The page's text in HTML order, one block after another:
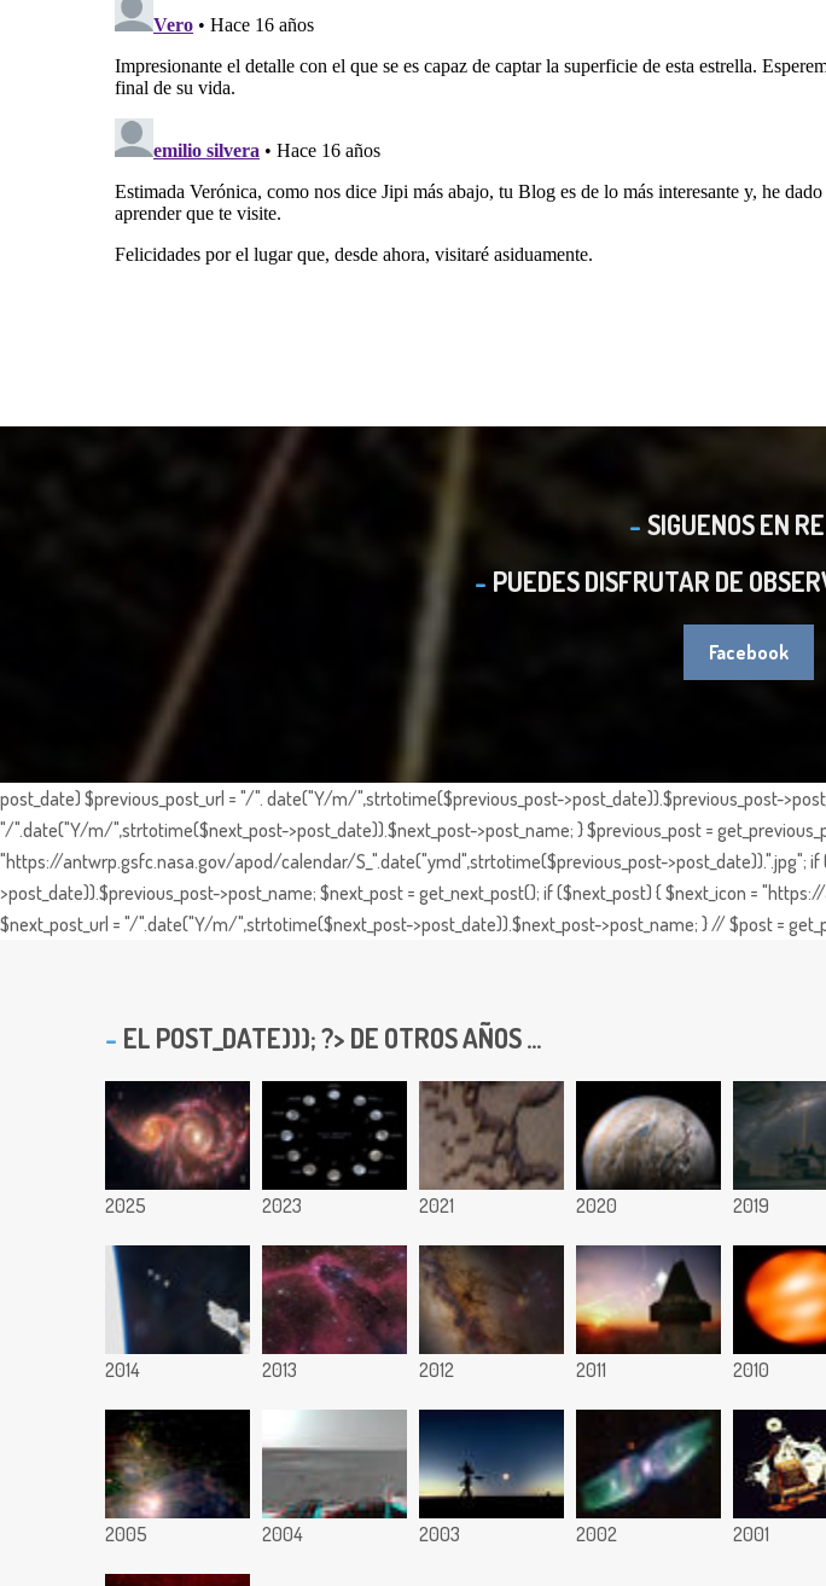
SIGUENOS EN
PUEDES DISFRUTAR DE
Facebook
post_date) $previous_post_url = "/". date("Y/m/",strtotime($previous_post->post_date)).$previous_post-
"/".date("Y/m/",strtotime($next_post->post_date)).$next_post->post_name; } $previous_post =
"https://antwrp.gsfc.nasa.gov/apod/calendar/S_".date("ymd",strtotime($previous_post->post_date)).".jpg";
>post_date)).$previous_post->post_name; $next_post = get_next_post(); if ($next_post) { $next_icon =
$next_post_url = "/".date("Y/m/",strtotime($next_post->post_date)).$next_post->post_name; } // $post =
EL POST_DATE))); ?> DE OTROS AÑOS ...
2025 2023 2021 2020 2019
2014 2013 2012 2011 2010
2005 2004 2003 2002 2001